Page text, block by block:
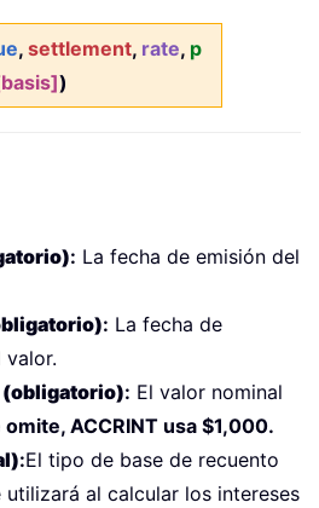
, settlement, rate, p
)
: La fecha de emisión del
: La fecha de
valor.
(obligatorio): El valor nominal
omite, ACCRINT usa $1,000.
:El tipo de base de recuento
utilizará al calcular los intereses